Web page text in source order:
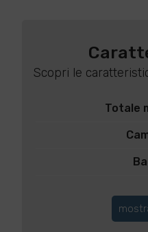
Scopri le
Totale